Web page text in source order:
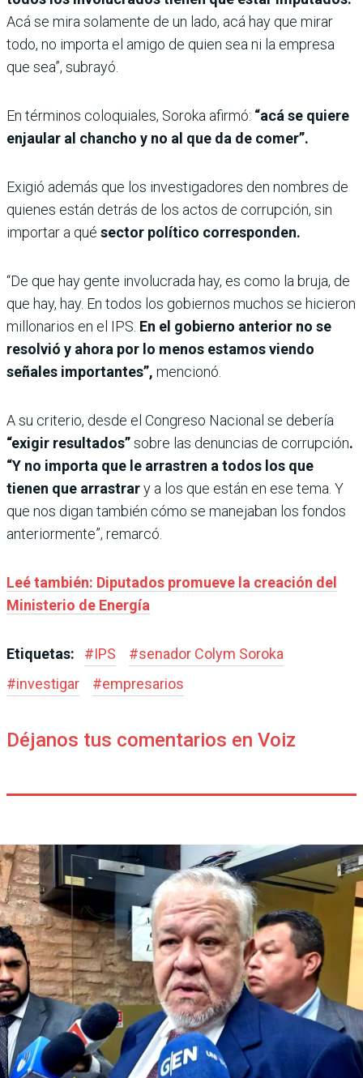
Acá se mira solamente de un lado, acá hay que mirar
todo, no importa el amigo de quien sea ni la empresa
que sea”, subrayó.
En términos coloquiales, Soroka afirmó: “acá se quiere
enjaular al chancho y no al que da de comer”.
Exigió además que los investigadores den nombres de
quienes están detrás de los actos de corrupción, sin
importar a qué sector político corresponden.
“De que hay gente involucrada hay, es como la bruja, de
que hay, hay. En todos los gobiernos muchos se hicieron
millonarios en el IPS. En el gobierno anterior no se
resolvió y ahora por lo menos estamos viendo
señales importantes”, mencionó.
A su criterio, desde el Congreso Nacional se debería
“exigir resultados”sobre las denuncias de corrupción.
“Y no importa que le arrastren a todos los que
tienen que arrastrary a los que están en ese tema. Y
que nos digan también cómo se manejaban los fondos
anteriormente”, remarcó.
Leé también: Diputados promueve la creación del
Ministerio de Energía
Etiquetas: #IPS #senador Colym Soroka
#investigar #empresarios
Déjanos tus comentarios en Voiz